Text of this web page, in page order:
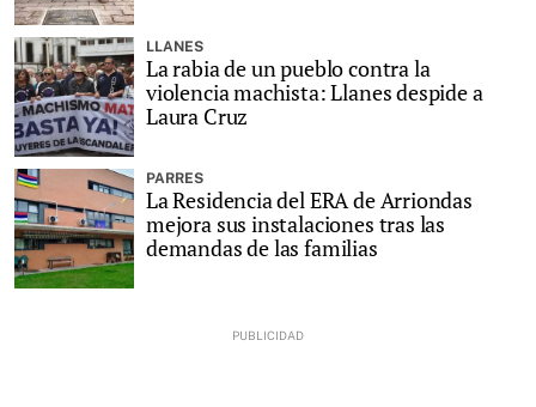
LLANES
La rabia de un pueblo contra la
violencia machista: Llanes despide a
Laura Cruz
PARRES
La Residencia del ERA de Arriondas
mejora sus instalaciones tras las
demandas de las familias